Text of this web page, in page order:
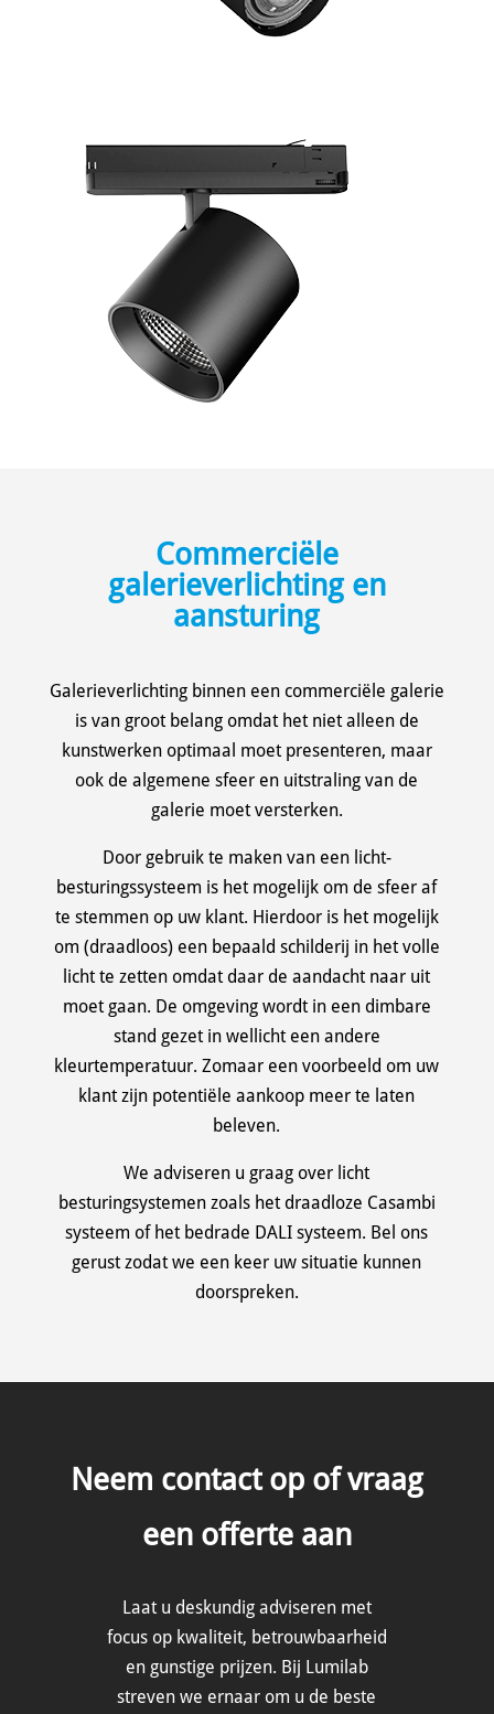
Commerciële
galerieverlichting en
aansturing
Galerieverlichting binnen een commerciële galerie
is van groot belang omdat het niet alleen de
kunstwerken optimaal moet presenteren, maar
ook de algemene sfeer en uitstraling van de
galerie moet versterken.
Door gebruik te maken van een licht-
besturingssysteem is het mogelijk om de sfeer af
te stemmen op uw klant. Hierdoor is het mogelijk
om (draadloos) een bepaald schilderij in het volle
licht te zetten omdat daar de aandacht naar uit
moet gaan. De omgeving wordt in een dimbare
stand gezet in wellicht een andere
kleurtemperatuur. Zomaar een voorbeeld om uw
klant zijn potentiële aankoop meer te laten
beleven.
We adviseren u graag over licht
besturingsystemen zoals het draadloze Casambi
systeem of het bedrade DALI systeem. Bel ons
gerust zodat we een keer uw situatie kunnen
doorspreken.
Neem contact op of vraag
een offerte aan
Laat u deskundig adviseren met
focus op kwaliteit, betrouwbaarheid
en gunstige prijzen. Bij Lumilab
streven we ernaar om u de beste